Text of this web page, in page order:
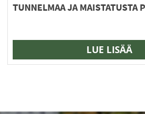
TUNNELMAA JA MAISTATUSTA
LUE LISÄÄ